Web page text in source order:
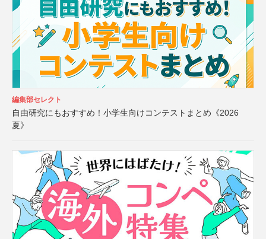
編集部セレクト
自由研究にもおすすめ！小学生向けコンテストまとめ《2026
夏》